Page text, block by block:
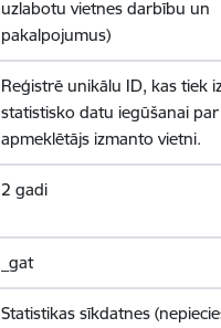
uzlabotu vietnes darbību un
pakalpojumus)
Reģistrē unikālu ID, kas tiek
statistisko datu iegūšanai
apmeklētājs izmanto vietni.
2 gadi
_gat
Statistikas sīkdatnes